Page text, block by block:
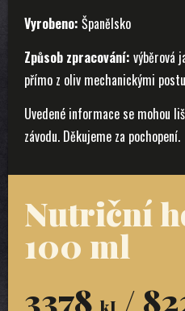
Vyrobeno: Španělsko
Způsob zpracování: výběrová
přímo z oliv mechanickými
Uvedené informace se mohou
závodu. Děkujeme za pochopení.
Nutriční
100 ml
3378 kJ /